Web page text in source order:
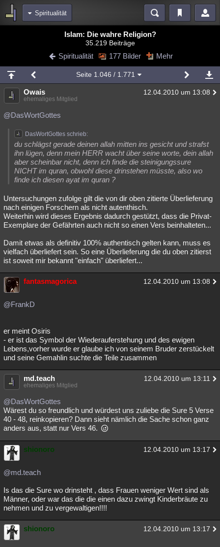
Spiritualität
Diskussionen Blogs Videos
Chat Wiki Neuigkeiten
meine Rubriken
Menschen Mystery Kriminalfälle
Spiritualität Verschwörungen
Natur Umfragen Unterhaltung
weitere Rubriken
Philosophie Träume Orte Esoterik Literatur
Astronomie Helpdesk Gruppen
Musik Clash Verbesserungen Allmystery English
Übersichten
Besucht
Lesenswert Schlüsselwörter
Islam: Die wahre Religion?
35.219 Beiträge
Spiritualität 177 Bilder Mehr
Seite 1.046 / 1.771
Owais 12.04.2010 um 13:08
ehemaliges Mitglied
@DasWortGottes
DasWortGottes schrieb:
du schlägst gerade deinen allah mitten ins gesicht und strafst
ihn lügen, denn mein HERR wacht über seine worte, dein allah
aber scheinbar nicht, denn ich finde die steinigungssure
NICHT im quran, obwohl diese drinstehen müsste, also wo
finde ich diesen ayat im quran ?
Untersuchungen zufolge gilt die von dir oben zitierte Überlieferung
nach einigen Forschern als nicht autenthisch.
Weiterhin wird dieses Ergebnis dadurch gestützt, dass die Privat-
Exemplare der Gefährten auch nicht so einen Vers beinhalteten...
Damit etwas als definitiv 100% authentisch gelten kann, muss es
vielfach überliefert sein. So eine Überlieferung die du oben zitierst
ist soweit mir bekannt "einfach" überliefert...
fantasmagorica 12.04.2010 um 13:08
@FrankD
er meint Osiris
- er ist das Symbol der Wiederauferstehung und des ewigen
Lebens,vorher wurde er glaube ich von seinem Bruder zerstückelt
und seine Gemahlin suchte die Teile zusammen
md.teach 12.04.2010 um 13:11
ehemaliges Mitglied
@DasWortGottes
Wärest du so freundlich und würdest uns zuliebe die Sure 5 Verse
40 - 48, reinkopieren? Dann sieht nämlich die Sache schon ganz
anders aus, statt nur Vers 46.
shionoro 12.04.2010 um 13:17
@md.teach
Is das die Sure wo drinsteht , dass Frauen weniger Wert sind als
Männer, oder war das die die einen dazu zwingt Kinderbräute zu
nehmen und zu vergewaltigen!!!!
shionoro 12.04.2010 um 13:17